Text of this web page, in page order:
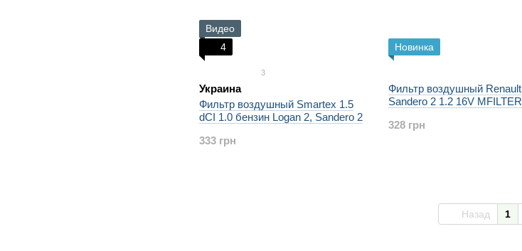
Видео
4
3
Украина
Фильтр воздушный Smartex 1.5
dCI 1.0 бензин Logan 2, Sandero 2
333 грн
Новинка
Фильтр воздушный Renault
Sandero 2 1.2 16V MFILTER
328 грн
Назад 1